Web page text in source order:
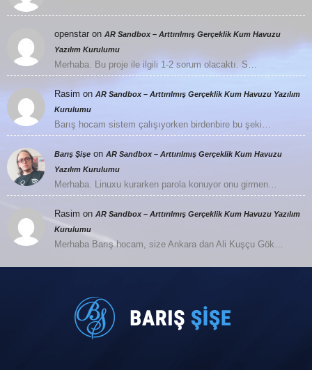
openstar on AR Sandbox – Arttırılmış Gerçeklik Kum Havuzu
Yazılım Kurulumu
Merhaba. Bu proje ile ilgili 1-2 sorum olacaktı. S…
Rasim on AR Sandbox – Arttırılmış Gerçeklik Kum Havuzu Yazılım
Kurulumu
Barış hocam sistem çalışıyorken birdenbire bu şeki…
Barış Şişe on AR Sandbox – Arttırılmış Gerçeklik Kum Havuzu
Yazılım Kurulumu
Merhaba. Linuxu kurarken parola konuyor onu girmen…
Rasim on AR Sandbox – Arttırılmış Gerçeklik Kum Havuzu Yazılım
Kurulumu
Merhaba Barış hocam, size Ankara dan Ali Kuşçu Gök…